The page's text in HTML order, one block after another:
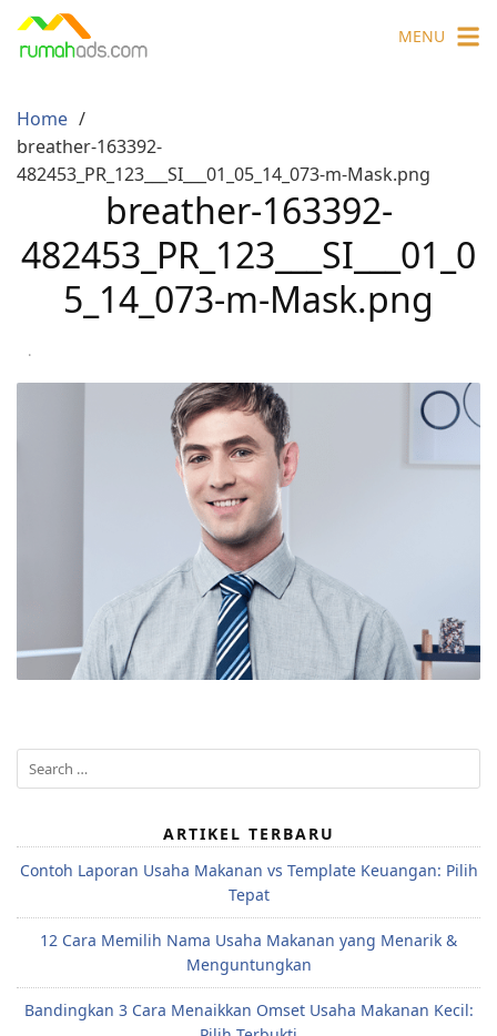
Skip
MENU
Home
breather-163392-
482453_PR_123___SI___01_05_14_073-m-Mask.png
breather-163392-
482453_PR_123___SI___01_0
5_14_073-m-Mask.png
·
Search
for:
ARTIKEL TERBARU
Contoh Laporan Usaha Makanan vs Template Keuangan: Pilih
Tepat
12 Cara Memilih Nama Usaha Makanan yang Menarik &
Menguntungkan
Bandingkan 3 Cara Menaikkan Omset Usaha Makanan Kecil: